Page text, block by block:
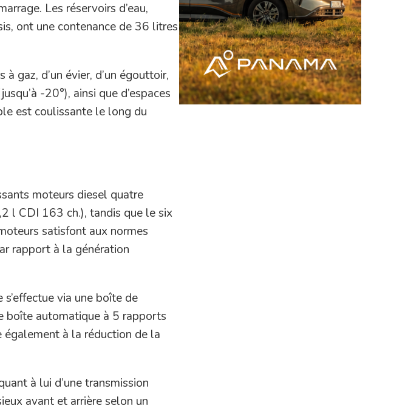
Les réservoirs d’eau,
ont une contenance de 36 litres
gaz, d’un évier, d’un égouttoir,
-20°), ainsi que d’espaces
est coulissante le long du
moteurs diesel quatre
l CDI 163 ch.), tandis que le six
satisfont aux normes
rapport à la génération
via une boîte de
boîte automatique à 5 rapports
à la réduction de la
à lui d’une transmission
avant et arrière selon un